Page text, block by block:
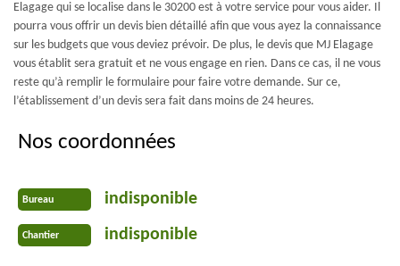
Elagage qui se localise dans le 30200 est à votre service pour vous aider. Il
pourra vous offrir un devis bien détaillé afin que vous ayez la connaissance
sur les budgets que vous deviez prévoir. De plus, le devis que MJ Elagage
vous établit sera gratuit et ne vous engage en rien. Dans ce cas, il ne vous
reste qu’à remplir le formulaire pour faire votre demande. Sur ce,
l’établissement d’un devis sera fait dans moins de 24 heures.
Nos coordonnées
Bureau indisponible
Chantier indisponible